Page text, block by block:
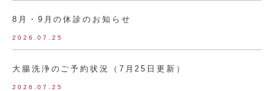
8月・9月の休診のお知らせ
2026.07.25
大腸洗浄のご予約状況（7月25日更新）
2026.07.25